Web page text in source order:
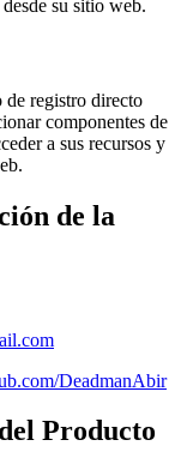
su sitio web.
de registro directo
componentes de
a sus recursos y
de la
DeadmanAbir
Producto